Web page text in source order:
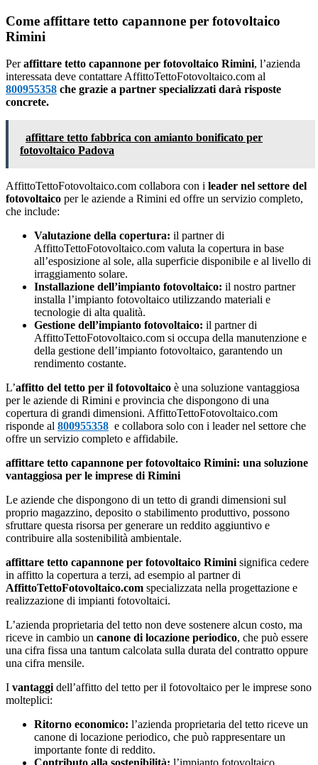
Come affittare tetto capannone per fotovoltaico
Rimini
Peraffittare tetto capannone per fotovoltaico Rimini, l’azienda
interessata deve contattare AffittoTettoFotovoltaico.com al
800955358 che grazie a partner specializzati darà risposte
concrete.
affittare tetto fabbrica con amianto bonificato per
fotovoltaico Padova
AffittoTettoFotovoltaico.com collabora con i leader nel settore del
fotovoltaico per le aziende a Rimini ed offre un servizio completo,
che include:
Valutazione della copertura: il partner di
AffittoTettoFotovoltaico.com valuta la copertura in base
all’esposizione al sole, alla superficie disponibile e al livello di
irraggiamento solare.
Installazione dell’impianto fotovoltaico: il nostro partner
installa l’impianto fotovoltaico utilizzando materiali e
tecnologie di alta qualità.
Gestione dell’impianto fotovoltaico: il partner di
AffittoTettoFotovoltaico.com si occupa della manutenzione e
della gestione dell’impianto fotovoltaico, garantendo un
rendimento costante.
L’affitto del tetto per il fotovoltaico è una soluzione vantaggiosa
per le aziende di Rimini e provincia che dispongono di una
copertura di grandi dimensioni. AffittoTettoFotovoltaico.com
risponde al 800955358 e collabora solo con i leader nel settore che
offre un servizio completo e affidabile.
affittare tetto capannone per fotovoltaico Rimini: una soluzione
vantaggiosa per le imprese di Rimini
Le aziende che dispongono di un tetto di grandi dimensioni sul
proprio magazzino, deposito o stabilimento produttivo, possono
sfruttare questa risorsa per generare un reddito aggiuntivo e
contribuire alla sostenibilità ambientale.
affittare tetto capannone per fotovoltaico Rimini significa cedere
in affitto la copertura a terzi, ad esempio al partner di
AffittoTettoFotovoltaico.com specializzata nella progettazione e
realizzazione di impianti fotovoltaici.
L’azienda proprietaria del tetto non deve sostenere alcun costo, ma
riceve in cambio un canone di locazione periodico, che può essere
una cifra fissa una tantum calcolata sulla durata del contratto oppure
una cifra mensile.
I vantaggi dell’affitto del tetto per il fotovoltaico per le imprese sono
molteplici:
Ritorno economico: l’azienda proprietaria del tetto riceve un
canone di locazione periodico, che può rappresentare un
importante fonte di reddito.